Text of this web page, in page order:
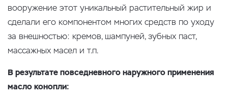
вооружение этот уникальный растительный жир и
сделали его компонентом многих средств по уходу
за внешностью: кремов, шампуней, зубных паст,
массажных масел и т.п.
В результате повседневного наружного применения
масло конопли: